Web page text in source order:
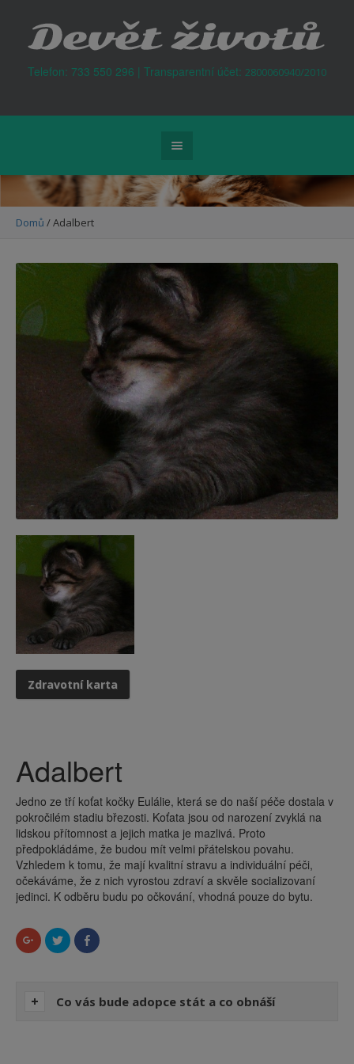
Telefon: 733 550 296 | Transparentní účet: 2800060940/2010
Domů /Adalbert
Adalbert
Jedno ze tří koťat kočky Eulálie, která se do naší péče dostala v
pokročilém stadiu březosti. Koťata jsou od narození zvyklá na
lidskou přítomnost a jejich matka je mazlivá. Proto
předpokládáme, že budou mít velmi přátelskou povahu.
Vzhledem k tomu, že mají kvalitní stravu a individuální péči,
očekáváme, že z nich vyrostou zdraví a skvěle socializovaní
jedinci. K odběru budu po očkování, vhodná pouze do bytu.
Sdílet
na
Google+
novém
okně)
Sdílet
na
Twitteru
novém
okně)
Click
to
se
v
Co vás bude adopce stát a co obnáší